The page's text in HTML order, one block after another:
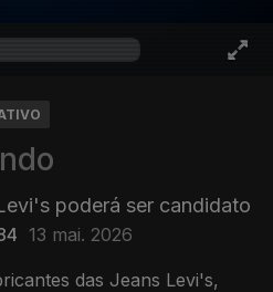
poderá ser candidato
13 mai. 2026
das Jeans Levi's,